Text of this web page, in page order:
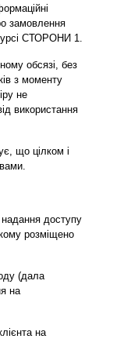
замовлення
СТОРОНИ 1.
обсязі, без
з моменту
не
використання
що цілком і
доступу
розміщено
(дала
на
на